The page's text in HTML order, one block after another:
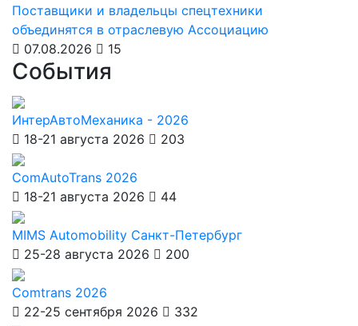
Поставщики и владельцы спецтехники
объединятся в отраслевую Ассоциацию
07.08.2026
15
События
ИнтерАвтоМеханика - 2026
18-21 августа 2026
203
ComAutoTrans 2026
18-21 августа 2026
44
MIMS Automobility Санкт-Петербург
25-28 августа 2026
200
Comtrans 2026
22-25 сентября 2026
332